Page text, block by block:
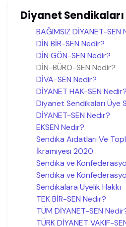
Diyanet Sendikaları
BAĞIMSIZ DİYANET-SEN
DİN BİR-SEN Nedir?
DİN GÖN-SEN Nedir?
DİN-BÜRO-SEN Nedir?
DİVA-SEN Nedir?
DİYANET HAK-SEN Nedir?
Diyanet Sendikaları Üye
DİYANET-SEN Nedir?
EKSEN Nedir?
Sendika Aidatları Ve
İkramiyesi 2020
Sendika ve
Sendika ve
Sendikalara Üyelik Hakkı
TEK BİR-SEN Nedir?
TÜM DİYANET-SEN
TÜRK DİYANET VAKIF-